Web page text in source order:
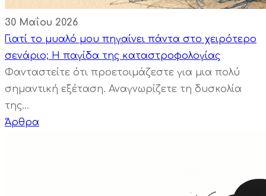
30 Μαΐου 2026
Γιατί το μυαλό μου πηγαίνει πάντα στο χειρότερο
σενάριο; Η παγίδα της καταστροφολογίας
Φανταστείτε ότι προετοιμάζεστε για μια πολύ
σημαντική εξέταση. Αναγνωρίζετε τη δυσκολία
της...
Άρθρα